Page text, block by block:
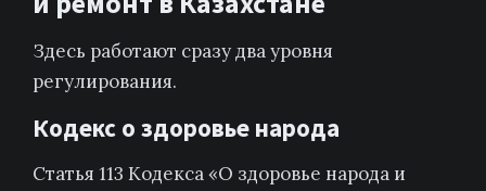
Здесь работают сразу два уровня
регулирования.
Кодекс о здоровье народа
Статья 113 Кодекса «О здоровье народа и